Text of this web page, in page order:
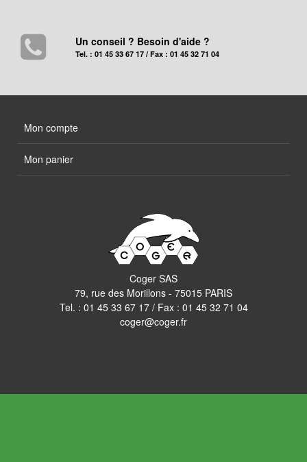
Un conseil ? Besoin d'aide ?
Tel. : 01 45 33 67 17 / Fax : 01 45 32 71 04
Mon compte
Mon panier
Coger SAS
79, rue des Morillons - 75015 PARIS
Tel. : 01 45 33 67 17/ Fax : 01 45 32 71 04
coger@coger.fr